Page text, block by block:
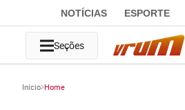
NOTÍCIAS ESPORTE
Seções
Início Home